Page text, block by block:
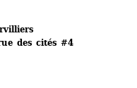
des cités #4